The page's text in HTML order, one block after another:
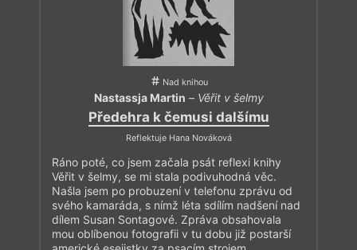
Nad knihou
Nastassja Martin – Věřit v šelmy
Předehra k čemusi dalšímu
Reflektuje Hana Nováková
Ráno poté, co jsem začala psát reflexi knihy
Věřit v šelmy, se mi stala podivuhodná věc.
Našla jsem po probuzení v telefonu zprávu od
svého kamaráda, s nímž léta sdílím nadšení nad
dílem Susan Sontagové. Zpráva obsahovala
mou oblíbenou fotografii v tu dobu již postarší